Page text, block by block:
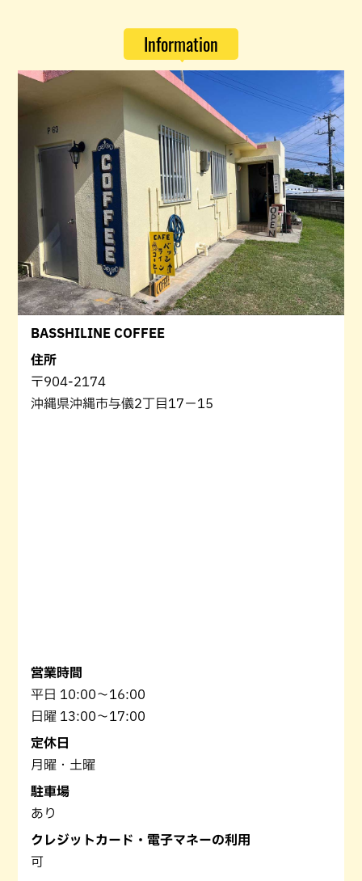
Information
BASSHILINE COFFEE
住所
〒904-2174
沖縄県沖縄市与儀2丁目17−15
営業時間
平日 10:00〜16:00
日曜 13:00〜17:00
定休日
月曜・土曜
駐車場
あり
クレジットカード・電子マネーの利用
可